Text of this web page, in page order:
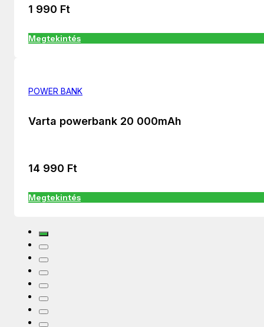
1 990 Ft
Megtekintés
POWER BANK
Varta powerbank 20 000mAh
14 990 Ft
Megtekintés